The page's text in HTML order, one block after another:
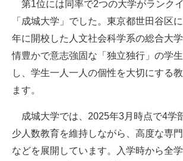
第1位には同率で2つの大学がランクイ
「成城大学」でした。東京都世田谷区
年に開校した人文社会科学系の総合大
情豊かで意志強固な「独立独行」の学
し、学生一人一人の個性を大切にする
ます。
成城大学では、2025年3月時点で4学
少人数教育を維持しながら、高度な専
などを展開しています。入学時から全